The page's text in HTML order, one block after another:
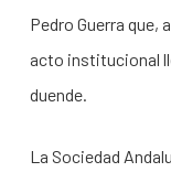
Pedro Guerra que,
acto institucional
duende.
La Sociedad